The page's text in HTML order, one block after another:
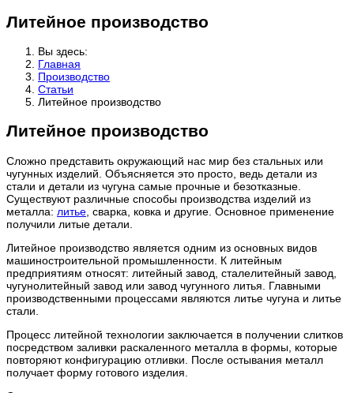
Литейное производство
Вы здесь:
Главная
Производство
Статьи
Литейное производство
Литейное производство
Сложно представить окружающий нас мир без стальных или
чугунных изделий. Объясняется это просто, ведь детали из
стали и детали из чугуна самые прочные и безотказные.
Существуют различные способы производства изделий из
металла: литье , сварка, ковка и другие. Основное применение
получили литые детали.
Литейное производство является одним из основных видов
машиностроительной промышленности. К литейным
предприятиям относят: литейный завод, сталелитейный завод,
чугунолитейный завод или завод чугунного литья. Главными
производственными процессами являются литье чугуна и литье
стали.
Процесс литейной технологии заключается в получении слитков
посредством заливки раскаленного металла в формы, которые
повторяют конфигурацию отливки. После остывания металл
получает форму готового изделия.